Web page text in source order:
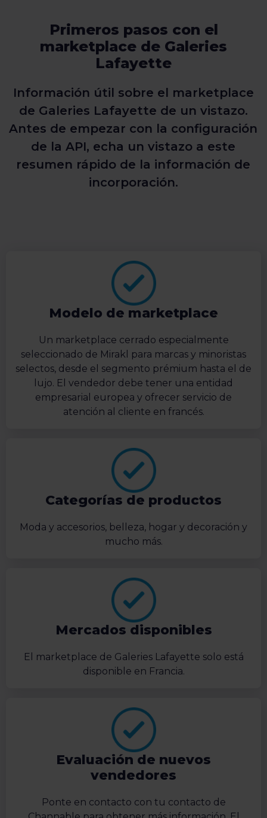
Primeros pasos con el
marketplace de Galeries
Lafayette
Información útil sobre el marketplace
de Galeries Lafayette de un vistazo.
Antes de empezar con la configuración
de la API, echa un vistazo a este
resumen rápido de la información de
incorporación.
Modelo de marketplace
Un marketplace cerrado especialmente
seleccionado de Mirakl para marcas y minoristas
selectos, desde el segmento prémium hasta el de
lujo. El vendedor debe tener una entidad
empresarial europea y ofrecer servicio de
atención al cliente en francés.
Categorías de productos
Moda y accesorios, belleza, hogar y decoración y
mucho más.
Mercados disponibles
El marketplace de Galeries Lafayette solo está
disponible en Francia.
Evaluación de nuevos
vendedores
Ponte en contacto con tu contacto de